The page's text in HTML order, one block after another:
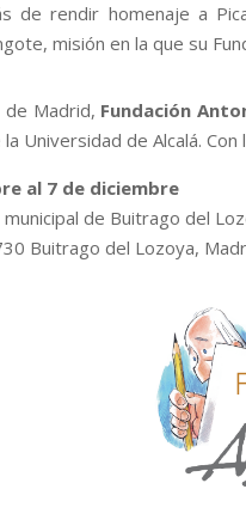
de rendir homenaje a
misión en la que su
de Madrid, Fundación
la Universidad de Alcalá.
al 7 de diciembre
de Buitrago del
Buitrago del Lozoya,